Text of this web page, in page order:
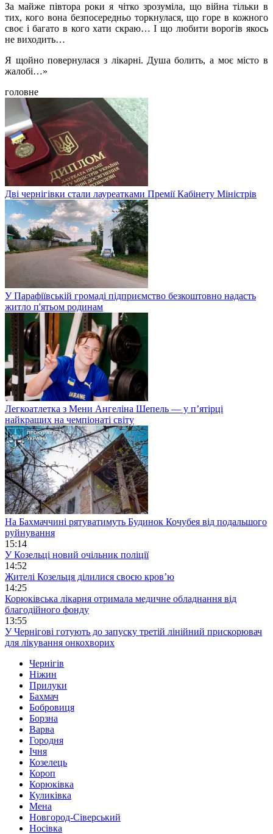
За майже півтора роки я чітко зрозуміла, що війна тільки в
тих, кого вона безпосередньо торкнулася, що горе в кожного
своє і багато в кого хати скраю… І що любити ворогів якось
не виходить…
Я щойно повернулася з лікарні. Душа болить, а моє місто в
жалобі…»
головне
Дві чернігівки стали лауреатками Премії Кабінету Міністрів
У Парафіївській громаді підприємство безкоштовно надасть
житло п'ятьом родинам
Легкоатлетка з Мени Ангеліна Шепель — у п’ятірці
найкращих на чемпіонаті світу
На Бахмаччині рятуватимуть Будинок Кочубея від подальшого
руйнування
15:14
У Козельці новий очільник поліції
14:52
Жителі Козельця ділилися своєю кров’ю
14:25
Корюківська лікарня отримала медичне обладнання від
благодійного фонду
13:55
У Чернігові готують до запуску третій лінійний прискорювач
для лікування онкохворих
Чернігів
Ніжин
Прилуки
Бахмач
Бобровиця
Борзна
Варва
Городня
Ічня
Козелець
Короп
Корюківка
Куликівка
Мена
Новгород-Сіверський
Носівка